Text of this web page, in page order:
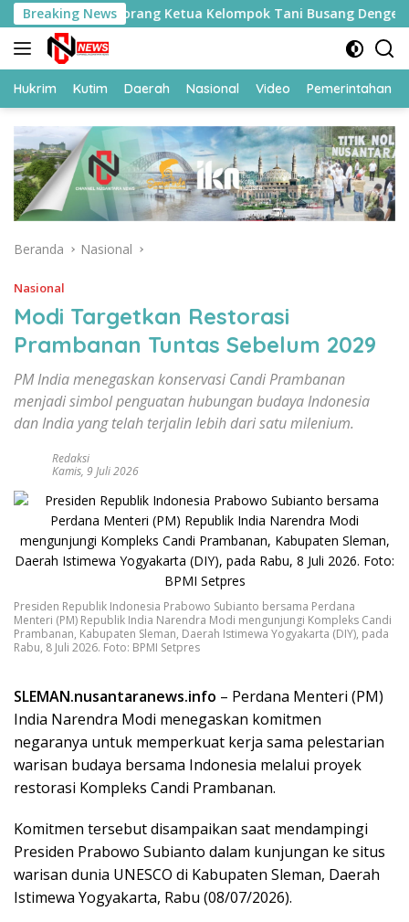
Langsung
ke
konten
Breaking News
Seorang Ketua Kelompok Tani Busang Dengen
Hukrim Kutim Daerah Nasional Video Pemerintahan
Beranda Nasional
Nasional
Modi Targetkan Restorasi
Prambanan Tuntas Sebelum 2029
PM India menegaskan konservasi Candi Prambanan
menjadi simbol penguatan hubungan budaya Indonesia
dan India yang telah terjalin lebih dari satu milenium.
Redaksi
Kamis, 9 Juli 2026
Presiden Republik Indonesia Prabowo Subianto bersama Perdana
Menteri (PM) Republik India Narendra Modi mengunjungi Kompleks Candi
Prambanan, Kabupaten Sleman, Daerah Istimewa Yogyakarta (DIY), pada
Rabu, 8 Juli 2026. Foto: BPMI Setpres
SLEMAN.nusantaranews.info – Perdana Menteri (PM)
India Narendra Modi menegaskan komitmen
negaranya untuk memperkuat kerja sama pelestarian
warisan budaya bersama Indonesia melalui proyek
restorasi Kompleks Candi Prambanan.
Komitmen tersebut disampaikan saat mendampingi
Presiden Prabowo Subianto dalam kunjungan ke situs
warisan dunia UNESCO di Kabupaten Sleman, Daerah
Istimewa Yogyakarta, Rabu (08/07/2026).